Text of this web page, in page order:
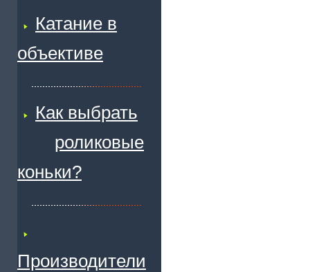
Катание в
объективе
Как выбрать
роликовые
коньки?
Производители